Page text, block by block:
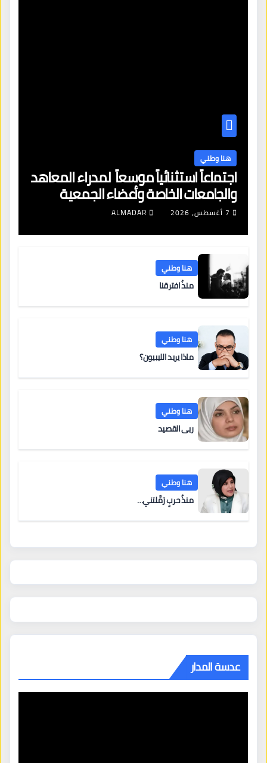
هنا وطني
اجتماعاً استثنائياً موسعاً لمدراء المعاهد
والجامعات الخاصة وأعضاء الجمعية
العمومية للنقابة العامة لمؤسسات
التعليم والتدريب الخاص في ليبيا
7 أغسطس، 2026 ALMADAR
هنا وطني
منذُ افترقنا
هنا وطني
ماذا يريد الليبيون؟
هنا وطني
ربى القصيد
هنا وطني
منذُ حربٍ رَمَّلتني…
عدسة المدار